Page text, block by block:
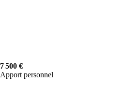
7 500 €
Apport personnel